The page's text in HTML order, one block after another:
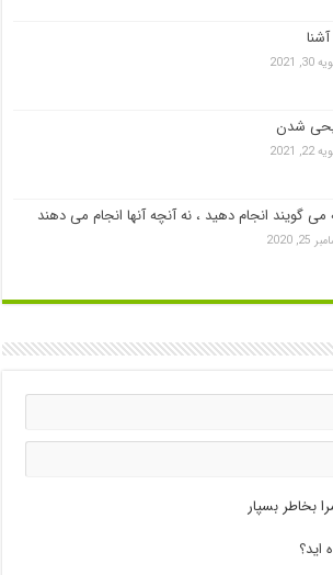
2021
شدن
2021
می گویند انجام دهید ، نه آنچه آنها انجام می دهند
25, 2020
بخاطر بسپار
اید؟